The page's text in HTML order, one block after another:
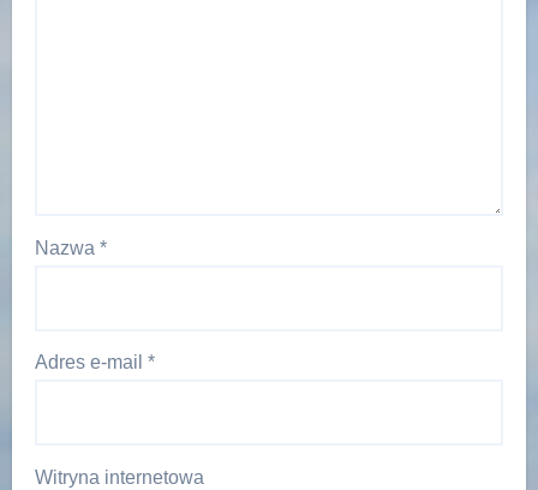
Nazwa *
Adres e-mail *
Witryna internetowa